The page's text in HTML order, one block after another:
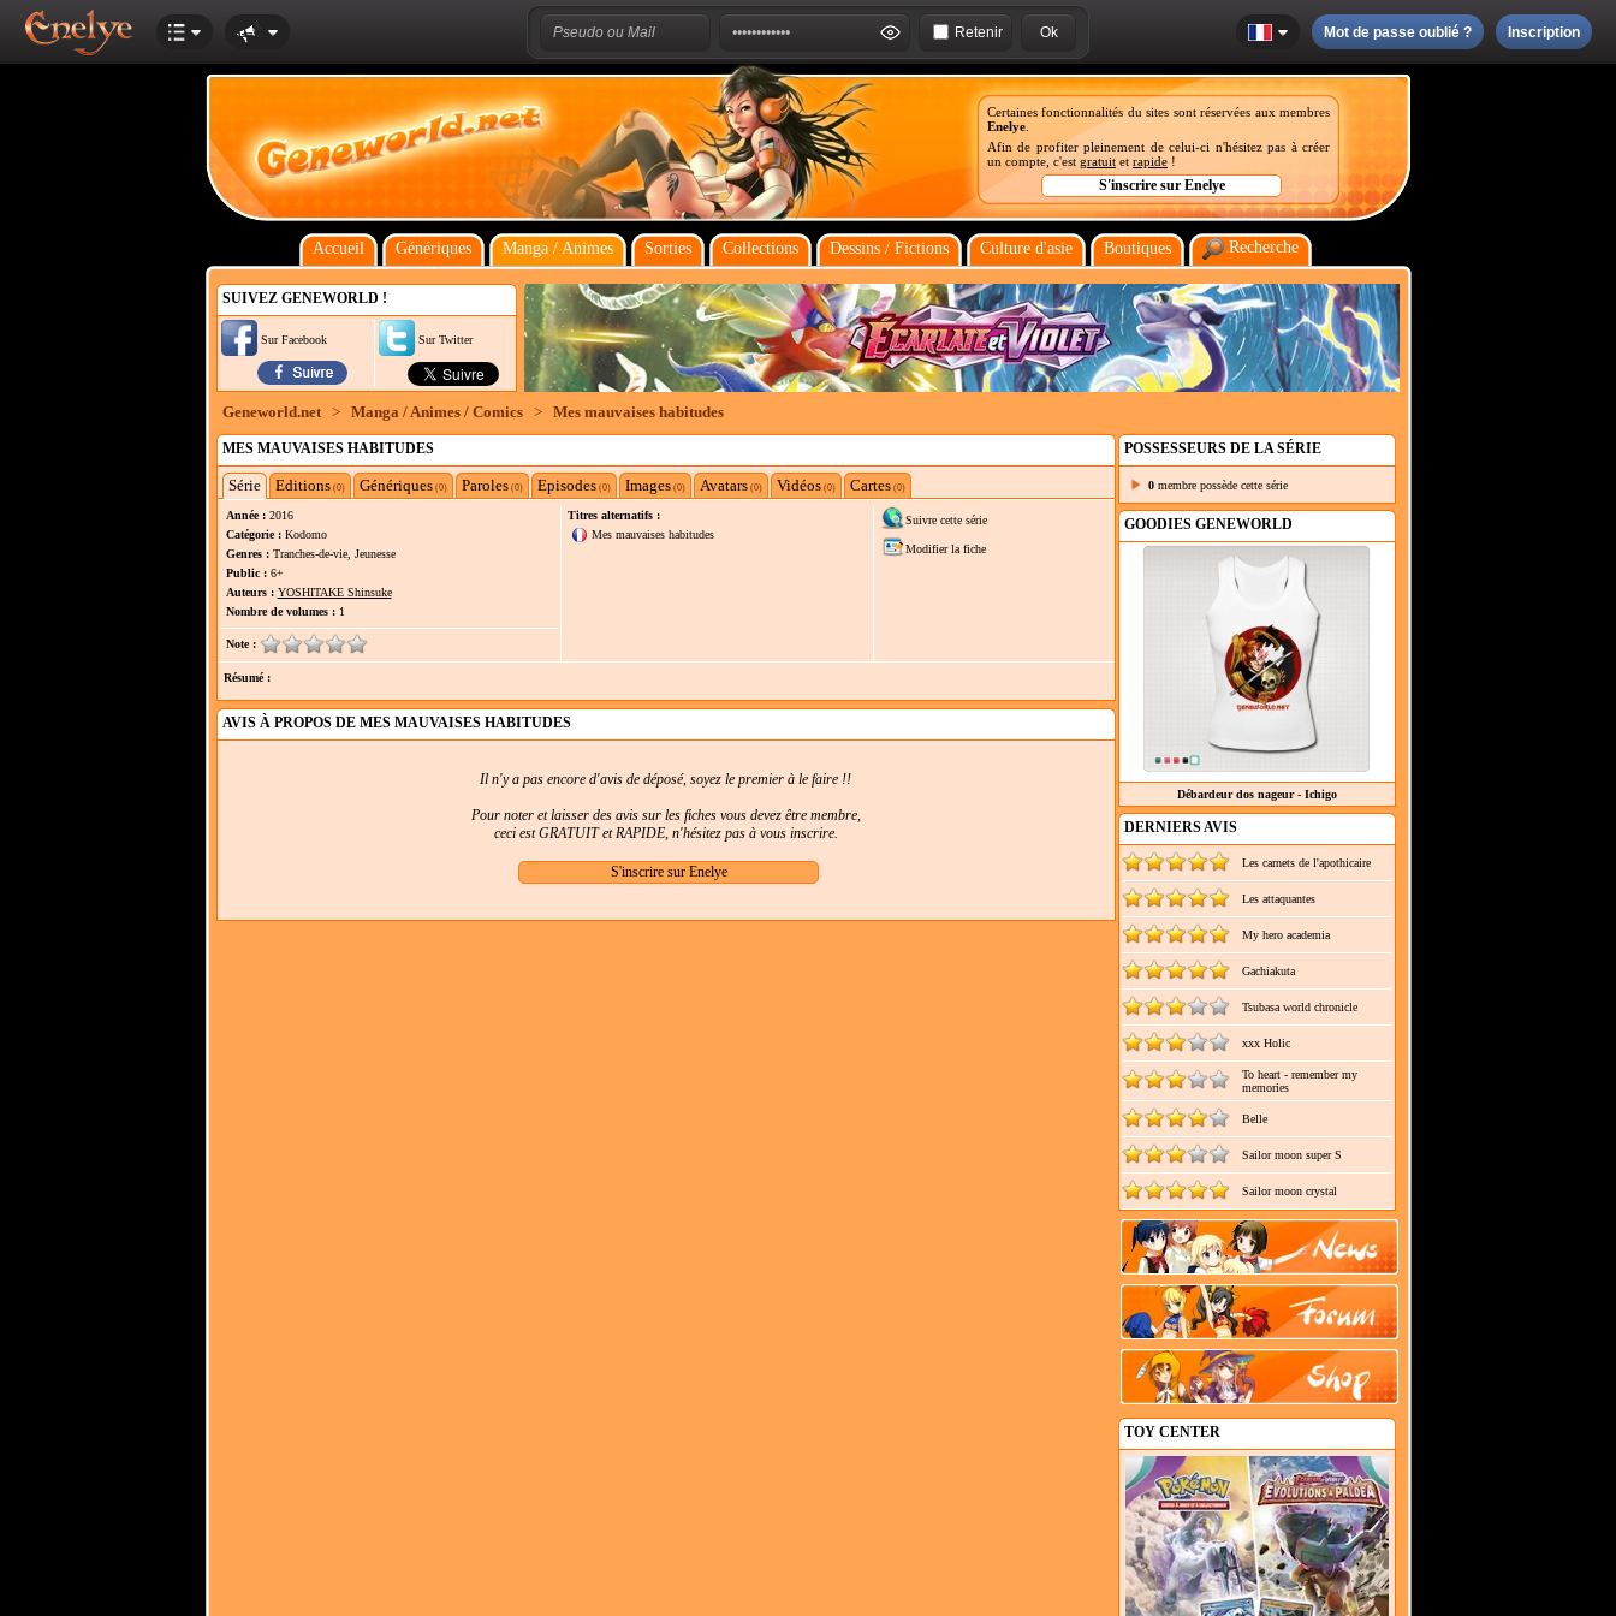
Retenir Mot de passe oublié ? Inscription
Certaines fonctionnalités du sites sont réservées aux membres
Enelye
Afin de profiter pleinement de celui-ci n'hésitez pas à créer
un compte, c'est gratuit et rapide !
Accueil Génériques Manga / Animes Sorties Collections Dessins / Fictions Culture d'asie Boutiques Recherche
SUIVEZ GENEWORLD !
Sur Facebook Sur Twitter
Geneworld.net > Manga / Animes / Comics > Mes mauvaises habitudes
MES MAUVAISES HABITUDES
Série Editions(0) Génériques(0) Paroles(0) Episodes(0) Images(0) Avatars(0) Vidéos(0) Cartes(0)
Année :2016
Catégorie :Kodomo
Genres :Tranches-de-vie, Jeunesse
Public :6+
Auteurs : YOSHITAKE Shinsuke
Nombre de volumes :1
Note :
Titres alternatifs :
Mes mauvaises habitudes
Suivre cette série
Modifier la fiche
Résumé :
AVIS À PROPOS DE MES MAUVAISES HABITUDES
Il n'y a pas encore d'avis de déposé, soyez le premier à le faire !!
Pour noter et laisser des avis sur les fiches vous devez être membre,
ceci est GRATUIT et RAPIDE, n'hésitez pas à vous inscrire.
POSSESSEURS DE LA SÉRIE
0 membre possède cette série
GOODIES GENEWORLD
Débardeur dos nageur - Ichigo
DERNIERS AVIS
Les carnets de l'apothicaire
Les attaquantes
My hero academia
Gachiakuta
Tsubasa world chronicle
xxx Holic
To heart - remember my
memories
Belle
Sailor moon super S
Sailor moon crystal
TOY CENTER